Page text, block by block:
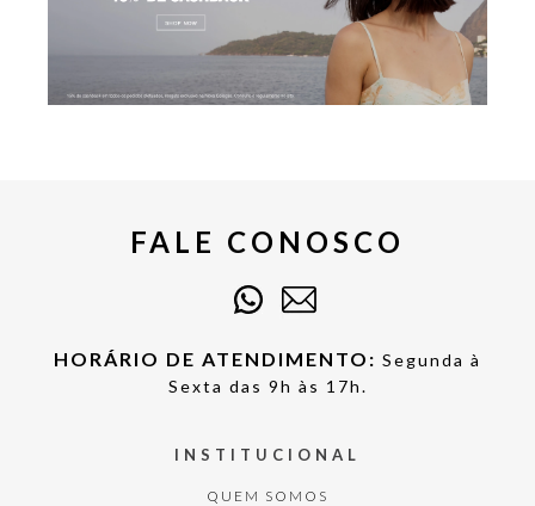
FALE CONOSCO
HORÁRIO DE ATENDIMENTO: Segunda à
Sexta das 9h às 17h.
INSTITUCIONAL
QUEM SOMOS